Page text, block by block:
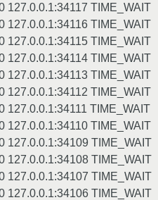
127.0.0.1:34117 TIME_WAIT
127.0.0.1:34116 TIME_WAIT
127.0.0.1:34115 TIME_WAIT
127.0.0.1:34114 TIME_WAIT
127.0.0.1:34113 TIME_WAIT
127.0.0.1:34112 TIME_WAIT
127.0.0.1:34111 TIME_WAIT
127.0.0.1:34110 TIME_WAIT
127.0.0.1:34109 TIME_WAIT
127.0.0.1:34108 TIME_WAIT
127.0.0.1:34107 TIME_WAIT
127.0.0.1:34106 TIME_WAIT